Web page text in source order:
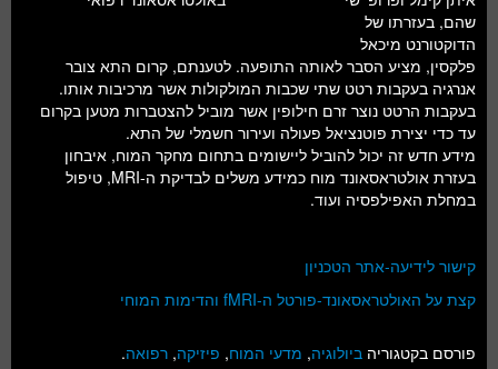
שהם, בעזרתו של
הדוקטורנט מיכאל
פלקסין, מציע הסבר לאותה התופעה. לטענתם, קרום התא צובר
אנרגיה בעקבות רטט שתי שכבות המולקולות אשר מרכיבות אותו.
בעקבות הרטט נוצר זרם חילופין אשר מוביל להצטברות מטען בקרום
עד כדי יצירת פוטנציאל פעולה ועירור חשמלי של התא.
מידע חדש זה יכול להוביל ליישומים בתחום מחקר המוח, איבחון
בעזרת אולטראסאונד מוח כמידע משלים לבדיקת ה-MRI, טיפול
במחלת האפילפסיה ועוד.
קישור לידיעה-אתר הטכניון
קצת על האולטראסאונד-פורטל ה-fMRI והדימות המוחי
פורסם בקטגוריה ביולוגיה, מדעי המוח, פיזיקה, רפואה.